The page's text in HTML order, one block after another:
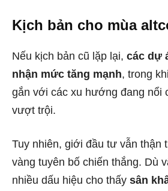
Kịch bản cho mùa
Nếu kịch bản cũ lặp lại, các dự
nhận mức tăng mạnh, trong
gắn với các xu hướng đang nổi
vượt trội.
Tuy nhiên, giới đầu tư vẫn thận
vàng tuyên bố chiến thắng. Dù
nhiều dấu hiệu cho thấy sân